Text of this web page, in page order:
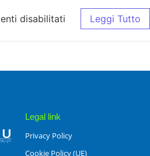
disabilitati Leggi Tutto
Legal link
Privacy Policy
Cookie Policy (UE)